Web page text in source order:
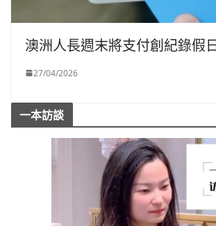
澳洲人長週末將支付創紀錄假
27/04/2026
一本訪談